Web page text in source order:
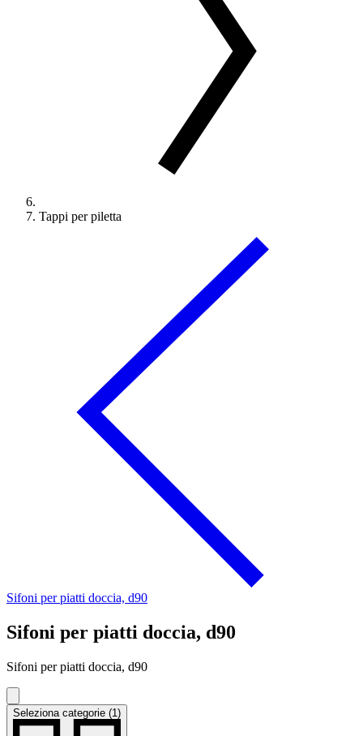
Tappi per piletta
Sifoni per piatti doccia, d90
Sifoni per piatti doccia, d90
Sifoni per piatti doccia, d90
Seleziona categorie (1)